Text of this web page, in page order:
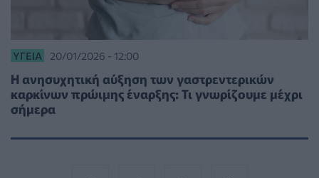
ΥΓΕΊΑ 20/01/2026 - 12:00
Η ανησυχητική αύξηση των γαστρεντερικών
καρκίνων πρώιμης έναρξης: Τι γνωρίζουμε μέχρι
σήμερα